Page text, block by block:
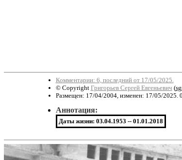
Комментарии: 6, последний от 17/05/2025.
© Copyright Григорьев Сергей Евгеньевич (
Размещен: 17/04/2004, изменен: 17/05/2025.
Аннотация:
Даты жизни: 03.04.1953 -- 01.01.2018